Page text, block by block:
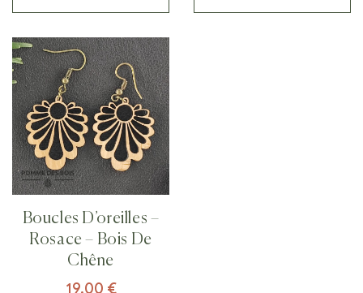
Boucles D’oreilles –
Rosace – Bois De
Chêne
19,00 €